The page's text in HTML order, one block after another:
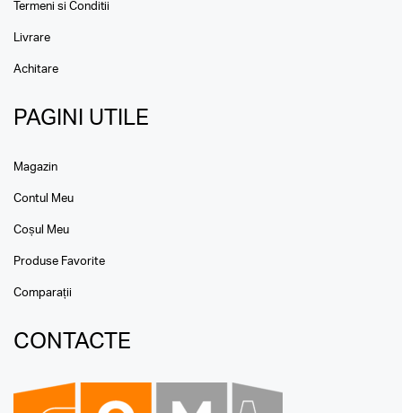
Termeni si Conditii
Livrare
Achitare
PAGINI UTILE
Magazin
Contul Meu
Coșul Meu
Produse Favorite
Comparații
CONTACTE